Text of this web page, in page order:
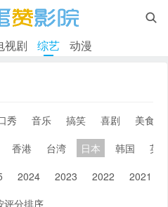

视剧 综艺 动漫
秀 音乐 搞笑 喜剧
美食
香港 台湾 日本 韩国
英
2024 2023 2022 2021
评分排序